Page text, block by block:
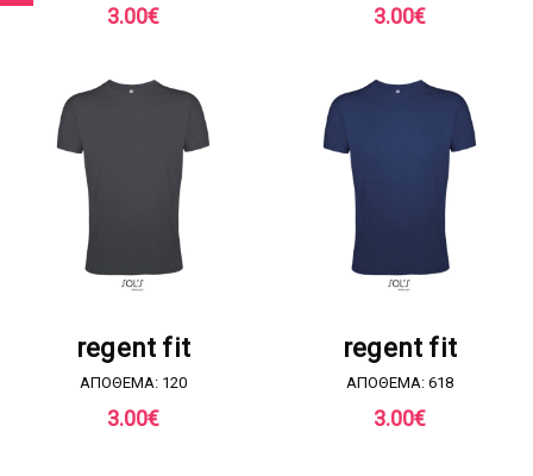
3.00€ 3.00€
regent fit
ΑΠΟΘΕΜΑ: 120
3.00€
regent fit
ΑΠΟΘΕΜΑ: 618
3.00€